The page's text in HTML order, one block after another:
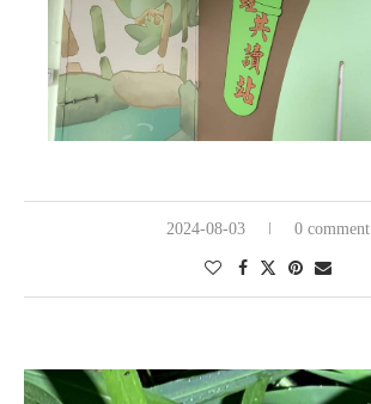
2024-08-03 0 comment